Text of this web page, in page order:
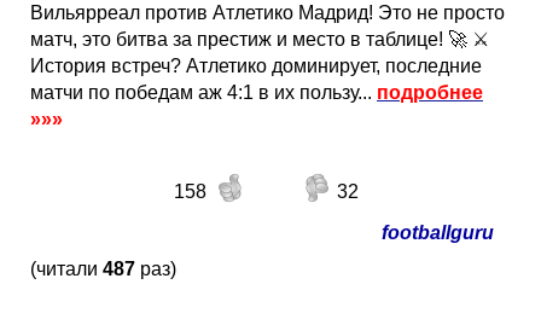
Вильярреал против Атлетико Мадрид! Это не просто
матч, это битва за престиж и место в таблице! 🚀 ⚔️
История встреч? Атлетико доминирует, последние
матчи по победам аж 4:1 в их пользу... подробнее
»»»
158
32
footballguru
(читали 487 раз)